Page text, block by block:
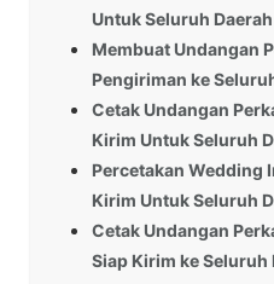
Untuk Seluruh
Membuat Undangan
Pengiriman ke
Cetak Undangan
Kirim Untuk Seluruh
Percetakan Wedding
Kirim Untuk Seluruh
Cetak Undangan
Siap Kirim ke Seluruh